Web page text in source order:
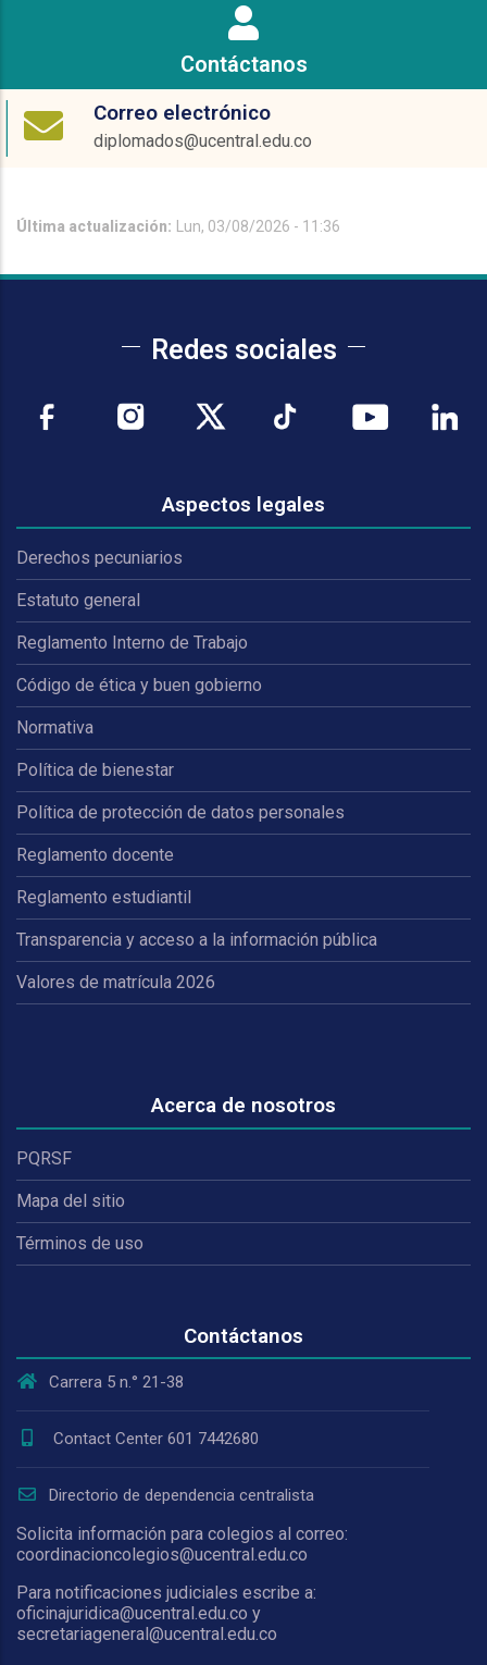
Contáctanos
Correo electrónico
diplomados@ucentral.edu.co
Última actualización: Lun, 03/08/2026 - 11:36
Redes sociales
Aspectos legales
Derechos pecuniarios
Estatuto general
Reglamento Interno de Trabajo
Código de ética y buen gobierno
Normativa
Política de bienestar
Política de protección de datos personales
Reglamento docente
Reglamento estudiantil
Transparencia y acceso a la información pública
Valores de matrícula 2026
Acerca de nosotros
PQRSF
Mapa del sitio
Términos de uso
Contáctanos
Carrera 5 n.° 21-38
Contact Center 601 7442680
Directorio de dependencia centralista
Solicita información para colegios al correo:
coordinacioncolegios@ucentral.edu.co
Para notificaciones judiciales escribe a:
oficinajuridica@ucentral.edu.co y
secretariageneral@ucentral.edu.co